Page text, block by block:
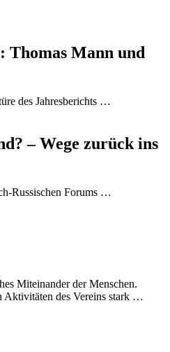
Thomas Mann und
des Jahresberichts …
– Wege zurück ins
Russischen Forums …
Miteinander der Menschen.
Aktivitäten des Vereins stark …